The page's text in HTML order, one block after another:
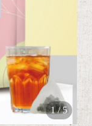
1/5